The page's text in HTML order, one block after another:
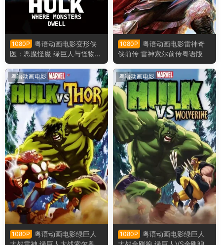
1080P
粤语动画电影变形侠
医：恶魔怪魔 绿巨人与怪物粤
语版
1080P
粤语动画电影雷神奇
侠前传 雷神索尔前传粤语版
粤语动画电影
1080P
粤语动画电影绿巨人
粤语动画电影
1080P
粤语动画电影绿巨人